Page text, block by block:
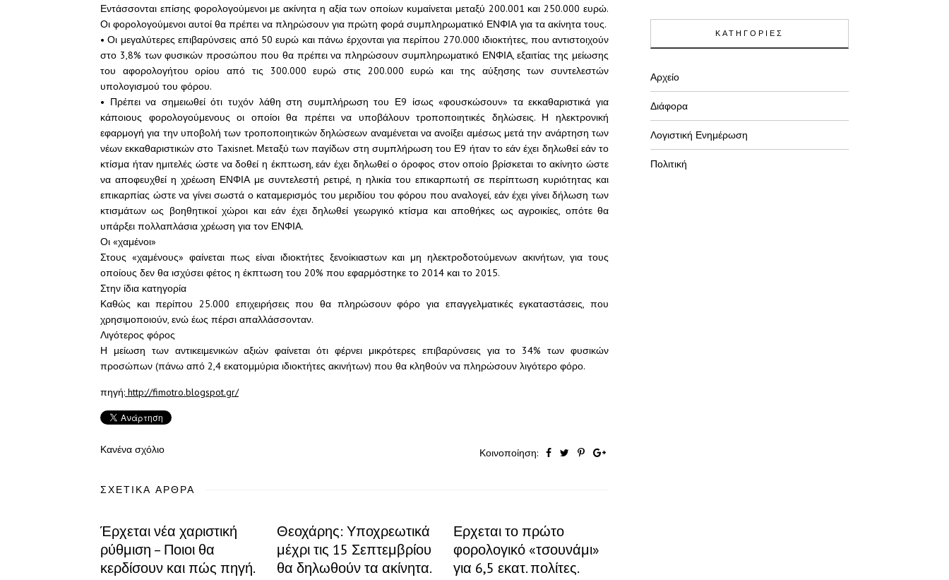
Εντάσσονται επίσης φορολογούμενοι με ακίνητα η αξία των οποίων κυμαίνεται μεταξύ 200.001 και 250.000 ευρώ.
Οι φορολογούμενοι αυτοί θα πρέπει να πληρώσουν για πρώτη φορά συμπληρωματικό ΕΝΦΙΑ για τα ακίνητα τους.
• Οι μεγαλύτερες επιβαρύνσεις από 50 ευρώ και πάνω έρχονται για περίπου 270.000 ιδιοκτήτες, που αντιστοιχούν
στο 3,8% των φυσικών προσώπου που θα πρέπει να πληρώσουν συμπληρωματικό ΕΝΦΙΑ, εξαιτίας της μείωσης
του αφορολογήτου ορίου από τις 300.000 ευρώ στις 200.000 ευρώ και της αύξησης των συντελεστών
υπολογισμού του φόρου.
• Πρέπει να σημειωθεί ότι τυχόν λάθη στη συμπλήρωση του Ε9 ίσως «φουσκώσουν» τα εκκαθαριστικά για
κάποιους φορολογούμενους οι οποίοι θα πρέπει να υποβάλουν τροποποιητικές δηλώσεις. Η ηλεκτρονική
εφαρμογή για την υποβολή των τροποποιητικών δηλώσεων αναμένεται να ανοίξει αμέσως μετά την ανάρτηση των
νέων εκκαθαριστικών στο Taxisnet. Μεταξύ των παγίδων στη συμπλήρωση του Ε9 ήταν το εάν έχει δηλωθεί εάν το
κτίσμα ήταν ημιτελές ώστε να δοθεί η έκπτωση, εάν έχει δηλωθεί ο όροφος στον οποίο βρίσκεται το ακίνητο ώστε
να αποφευχθεί η χρέωση ΕΝΦΙΑ με συντελεστή ρετιρέ, η ηλικία του επικαρπωτή σε περίπτωση κυριότητας και
επικαρπίας ώστε να γίνει σωστά ο καταμερισμός του μεριδίου του φόρου που αναλογεί, εάν έχει γίνει δήλωση των
κτισμάτων ως βοηθητικοί χώροι και εάν έχει δηλωθεί γεωργικό κτίσμα και αποθήκες ως αγροικίες, οπότε θα
υπάρξει πολλαπλάσια χρέωση για τον ΕΝΦΙΑ.
Οι «χαμένοι»
Στους «χαμένους» φαίνεται πως είναι ιδιοκτήτες ξενοίκιαστων και μη ηλεκτροδοτούμενων ακινήτων, για τους
οποίους δεν θα ισχύσει φέτος η έκπτωση του 20% που εφαρμόστηκε το 2014 και το 2015.
Στην ίδια κατηγορία
Καθώς και περίπου 25.000 επιχειρήσεις που θα πληρώσουν φόρο για επαγγελματικές εγκαταστάσεις, που
χρησιμοποιούν, ενώ έως πέρσι απαλλάσσονταν.
Λιγότερος φόρος
Η μείωση των αντικειμενικών αξιών φαίνεται ότι φέρνει μικρότερες επιβαρύνσεις για το 34% των φυσικών
προσώπων (πάνω από 2,4 εκατομμύρια ιδιοκτήτες ακινήτων) που θα κληθούν να πληρώσουν λιγότερο φόρο.
πηγή: http://fimotro.blogspot.gr/
Κανένα σχόλιο Κοινοποίηση:
ΣΧΕΤΙΚΆ ΆΡΘΡΑ
Έρχεται νέα χαριστική
ρύθμιση – Ποιοι θα
κερδίσουν και πώς πηγή.
Θεοχάρης: Υποχρεωτικά
μέχρι τις 15 Σεπτεμβρίου
θα δηλωθούν τα ακίνητα.
Ερχεται το πρώτο
φορολογικό «τσουνάμι»
για 6,5 εκατ. πολίτες.
ΚΑΤΗΓΟΡΙΕΣ
Αρχείο
Διάφορα
Λογιστική Ενημέρωση
Πολιτική